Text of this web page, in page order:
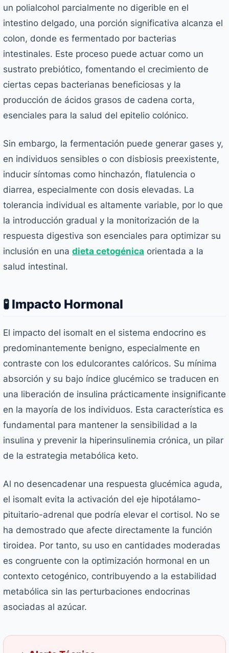
un polialcohol parcialmente no digerible en el
intestino delgado, una porción significativa alcanza el
colon, donde es fermentado por bacterias
intestinales. Este proceso puede actuar como un
sustrato prebiótico, fomentando el crecimiento de
ciertas cepas bacterianas beneficiosas y la
producción de ácidos grasos de cadena corta,
esenciales para la salud del epitelio colónico.
Sin embargo, la fermentación puede generar gases y,
en individuos sensibles o con disbiosis preexistente,
inducir síntomas como hinchazón, flatulencia o
diarrea, especialmente con dosis elevadas. La
tolerancia individual es altamente variable, por lo que
la introducción gradual y la monitorización de la
respuesta digestiva son esenciales para optimizar su
inclusión en una dieta cetogénica orientada a la
salud intestinal.
🧪 Impacto Hormonal
El impacto del isomalt en el sistema endocrino es
predominantemente benigno, especialmente en
contraste con los edulcorantes calóricos. Su mínima
absorción y su bajo índice glucémico se traducen en
una liberación de insulina prácticamente insignificante
en la mayoría de los individuos. Esta característica es
fundamental para mantener la sensibilidad a la
insulina y prevenir la hiperinsulinemia crónica, un pilar
de la estrategia metabólica keto.
Al no desencadenar una respuesta glucémica aguda,
el isomalt evita la activación del eje hipotálamo-
pituitario-adrenal que podría elevar el cortisol. No se
ha demostrado que afecte directamente la función
tiroidea. Por tanto, su uso en cantidades moderadas
es congruente con la optimización hormonal en un
contexto cetogénico, contribuyendo a la estabilidad
metabólica sin las perturbaciones endocrinas
asociadas al azúcar.